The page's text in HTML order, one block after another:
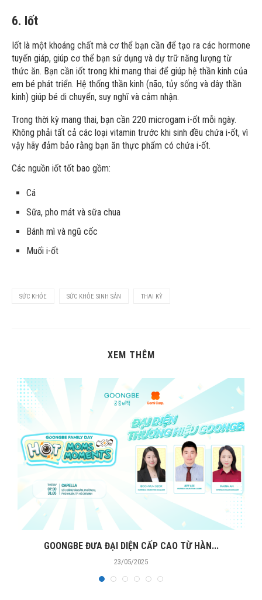
6. Iốt
Iốt là một khoáng chất mà cơ thể bạn cần để tạo ra các hormone
tuyến giáp, giúp cơ thể bạn sử dụng và dự trữ năng lượng từ
thức ăn. Bạn cần iốt trong khi mang thai để giúp hệ thần kinh của
em bé phát triển. Hệ thống thần kinh (não, tủy sống và dây thần
kinh) giúp bé di chuyển, suy nghĩ và cảm nhận.
Trong thời kỳ mang thai, bạn cần 220 microgam i-ốt mỗi ngày.
Không phải tất cả các loại vitamin trước khi sinh đều chứa i-ốt, vì
vậy hãy đảm bảo rằng bạn ăn thực phẩm có chứa i-ốt.
Các nguồn iốt tốt bao gồm:
Cá
Sữa, pho mát và sữa chua
Bánh mì và ngũ cốc
Muối i-ốt
SỨC KHỎE SỨC KHỎE SINH SẢN THAI KỲ
XEM THÊM
GOONGBE ĐƯA ĐẠI DIỆN CẤP CAO TỪ HÀN...
23/05/2025